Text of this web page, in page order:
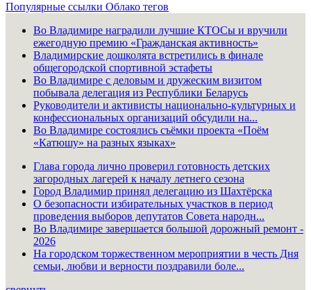
Популярные ссылки Облако тегов
Во Владимире наградили лучшие КТОСы и вручили
ежегодную премию «Гражданская активность»
Владимирские дошколята встретились в финале
общегородской спортивной эстафеты
Во Владимире с деловым и дружеским визитом
побывала делегация из Республики Беларусь
Руководители и активисты национально-культурных и
конфессиональных организаций обсудили на...
Во Владимире состоялись съёмки проекта «Поём
«Катюшу» на разных языках»
Глава города лично проверил готовность детских
загородных лагерей к началу летнего сезона
Город Владимир принял делегацию из Шахтёрска
О безопасности избирательных участков в период
проведения выборов депутатов Совета народн...
Во Владимире завершается большой дорожный ремонт -
2026
На городском торжественном мероприятии в честь Дня
семьи, любви и верности поздравили боле...